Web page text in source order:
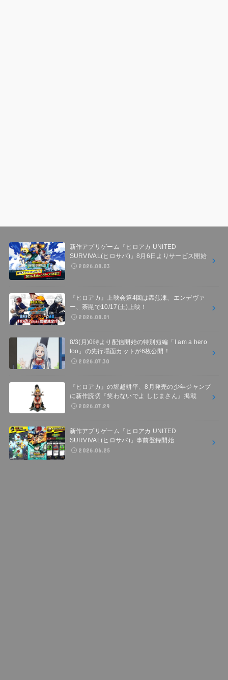
新作アプリゲーム『ヒロアカ UNITED
SURVIVAL(ヒロサバ)』8月6日よりサービス開始
2026.08.03
『ヒロアカ』上映会第4回は轟焦凍、エンデヴァ
ー、荼毘で10/17(土)上映！
2026.08.01
8/3(月)0時より配信開始の特別短編「I am a hero
too」の先行場面カットが6枚公開！
2026.07.30
『ヒロアカ』の堀越耕平、8月発売の少年ジャンプ
に新作読切『笑わないでよ しじまさん』掲載
2026.07.29
新作アプリゲーム『ヒロアカ UNITED
SURVIVAL(ヒロサバ)』事前登録開始
2026.06.25